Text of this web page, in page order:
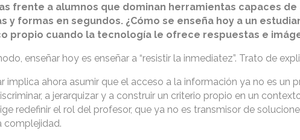
frente a alumnos que dominan herramientas capaces
y formas en segundos. ¿Cómo se enseña hoy a un
propio cuando la tecnología le ofrece respuestas e
enseñar hoy es enseñar a “resistir la inmediatez”. Trato de
implica ahora asumir que el acceso a la información ya no es un
a jerarquizar y a construir un criterio propio en un
redefinir el rol del profesor, que ya no es transmisor de
complejidad.